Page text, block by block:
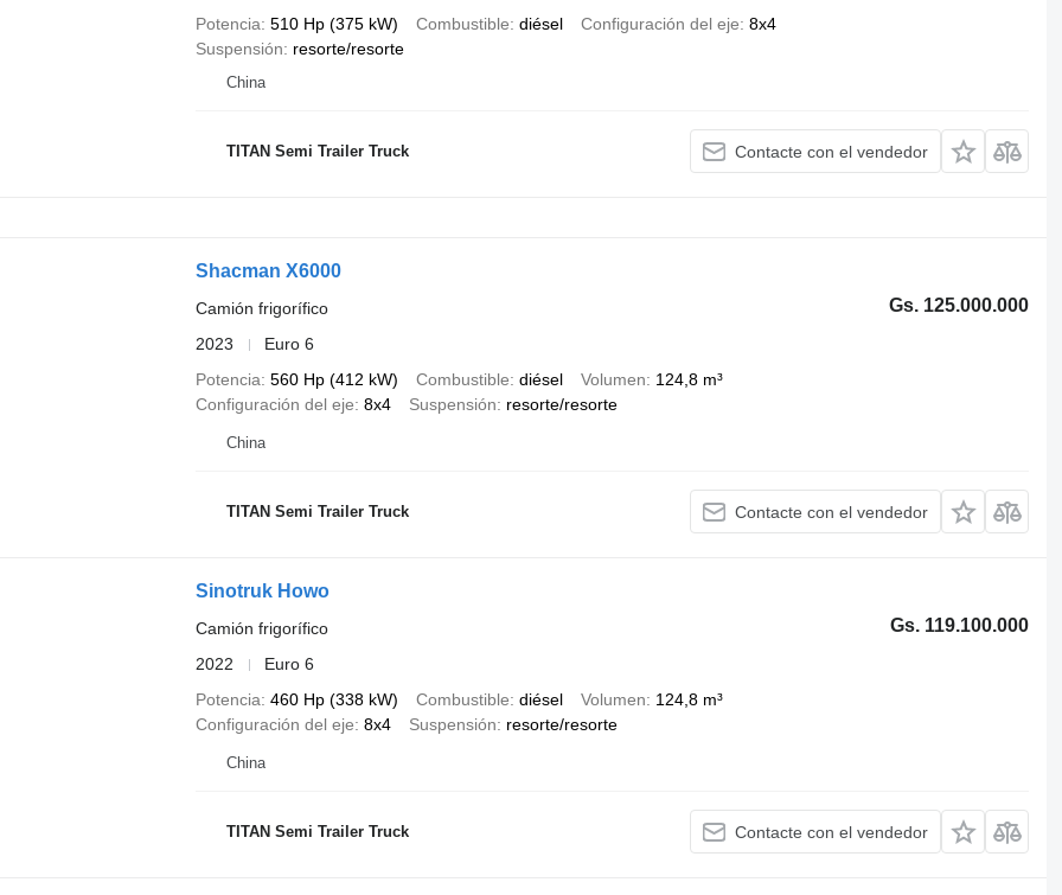
Potencia 510 Hp (375 kW) Combustible diésel Configuración del eje 8x4
Suspensión
resorte/resorte
China
TITAN Semi Trailer Truck Contacte con el vendedor
Shacman X6000
Gs. 125.000.000
Camión frigorífico
2023
Euro 6
Potencia 560 Hp (412 kW) Combustible diésel Volumen
124,8 m³
Configuración del eje 8x4 Suspensión resorte/resorte
China
TITAN Semi Trailer Truck Contacte con el vendedor
Sinotruk Howo
Gs. 119.100.000
Camión frigorífico
2022
Euro 6
Potencia 460 Hp (338 kW) Combustible diésel Volumen
124,8 m³
Configuración del eje 8x4 Suspensión resorte/resorte
China
TITAN Semi Trailer Truck Contacte con el vendedor